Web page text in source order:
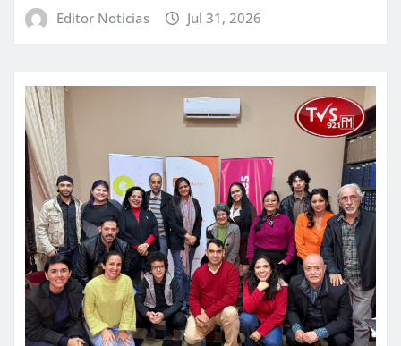
Editor Noticias Jul 31, 2026